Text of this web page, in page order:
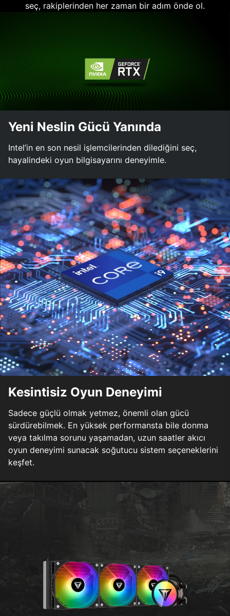
seç, rakiplerinden her zaman bir adım önde ol.
Yeni Neslin Gücü Yanında
Intel’in en son nesil işlemcilerinden dilediğini seç,
hayalindeki oyun bilgisayarını deneyimle.
Kesintisiz Oyun Deneyimi
Sadece güçlü olmak yetmez, önemli olan gücü
sürdürebilmek. En yüksek performansta bile donma
veya takılma sorunu yaşamadan, uzun saatler akıcı
oyun deneyimi sunacak soğutucu sistem seçeneklerini
keşfet.